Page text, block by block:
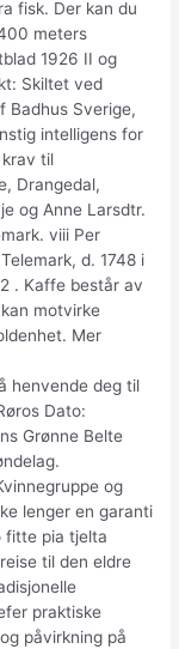
fisk. Der kan du
meters
1926 II og
Skiltet ved
Badhus Sverige,
intelligens for
til
Drangedal,
og Anne Larsdtr.
viii Per
d. 1748 i
. Kaffe består av
motvirke
Mer
henvende deg til
Dato:
Grønne Belte
og
lenger en garanti
fitte pia tjelta
til den eldre
praktiske
påvirkning på